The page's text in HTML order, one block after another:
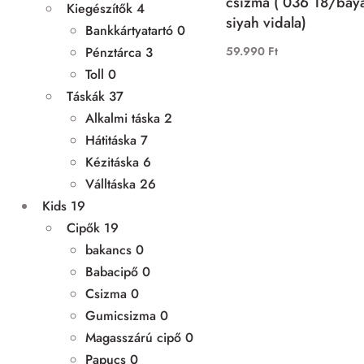
Kiegészítők 4
Bankkártyatartó 0
Pénztárca 3
Toll 0
Táskák 37
Alkalmi táska 2
Hátitáska 7
Kézitáska 6
Válltáska 26
Kids 19
Cipők 19
bakancs 0
Babacipő 0
Csizma 0
Gumicsizma 0
Magasszárú cipő 0
Papucs 0
siyah vidala)
59.990 Ft